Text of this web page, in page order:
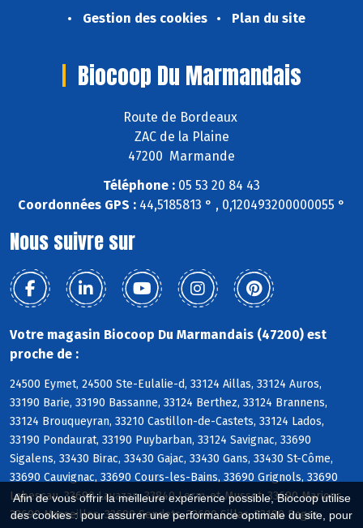
Afin de vous offrir la meilleure expérience possible, Biocoop utilise
des cookies : pour assurer une performance optimale du site, pour
Gestion des cookies
Plan du site
Biocoop Du Marmandais
Route de Bordeaux
ZAC de la Plaine
47200 Marmande
Téléphone : 05 53 20 84 43
Coordonnées GPS : 44,5185813 ° , 0,120493200000055 °
Nous suivre sur
Votre magasin Biocoop Du Marmandais (47200) est
proche de :
24500 Eymet, 24500 Ste-Eulalie-d, 33124 Aillas, 33124 Auros,
33190 Barie, 33190 Bassanne, 33124 Berthez, 33124 Brannens,
33124 Brouqueyran, 33210 Castillon-de-Castets, 33124 Lados,
33190 Pondaurat, 33190 Puybarban, 33124 Savignac, 33690
Sigalens, 33430 Birac, 33430 Gajac, 33430 Gans, 33430 St-Côme,
33690 Cauvignac, 33690 Cours-les-Bains, 33690 Grignols, 33690
Labescau, 33690 Lavazan, 33840 Lerm-et-Musset, 33690 Marions,
33690 Masseilles, 33690 Sendets, 33690 Sillas, 33190 Bagas